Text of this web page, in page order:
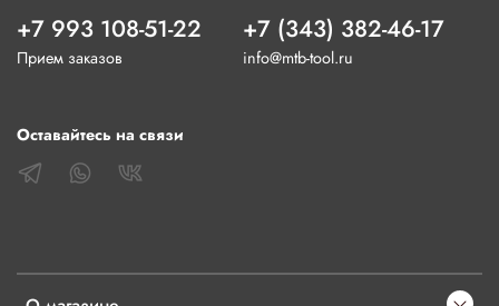
+7 993 108-51-22
Прием заказов
+7 (343) 382-46-17
info@mtb-tool.ru
Оставайтесь на связи